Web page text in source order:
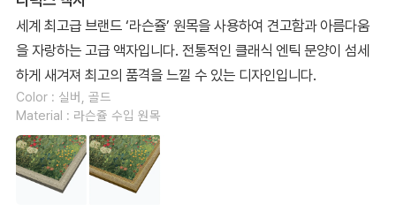
세계 최고급 브랜드 ‘라슨쥴’ 원목을 사용하여 견고함과 아름다움
을 자랑하는 고급 액자입니다. 전통적인 클래식 엔틱 문양이 섬세
하게 새겨져 최고의 품격을 느낄 수 있는 디자인입니다.
Color : 실버, 골드
Material : 라슨쥴 수입 원목